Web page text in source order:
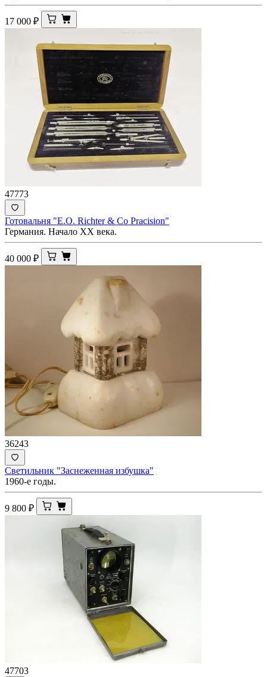
17 000 ₽
47773
Готовальня "E.O. Richter & Co Pracision"
Германия. Начало XX века.
40 000 ₽
36243
Светильник "Заснеженная избушка"
1960-е годы.
9 800 ₽
47703